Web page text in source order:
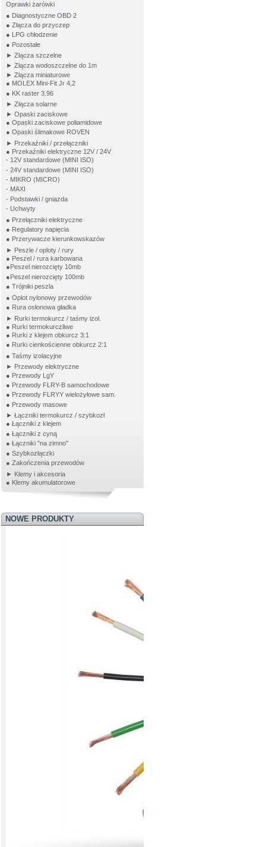
Oprawki żarówki
● Diagnostyczne OBD 2
● Złącza do przyczep
● LPG chłodzenie
● Pozostałe
► Złącza szczelne
► Złącza wodoszczelne do 1m
► Złącza miniaturowe
● MOLEX Mini-Fit Jr 4,2
● KK raster 3.96
► Złącza solarne
► Opaski zaciskowe
● Opaski zaciskowe poliamidowe
● Opaski ślimakowe ROVEN
► Przekaźniki / przełączniki
● Przekaźniki elektryczne 12V / 24V
- 12V standardowe (MINI ISO)
- 24V standardowe (MINI ISO)
- MIKRO (MICRO)
- MAXI
- Podstawki / gniazda
- Uchwyty
● Przełączniki elektryczne
● Regulatory napięcia
● Przerywacze kierunkowskazów
► Peszle / oploty / rury
● Peszel / rura karbowana
●Peszel nierozcięty 10mb
●Peszel nierozcięty 100mb
● Trójniki peszla
● Oplot nylonowy przewodów
● Rura osłonowa gładka
► Rurki termokurcz / taśmy izol.
● Rurki termokurczliwe
● Rurki z klejem obkurcz 3:1
● Rurki cienkościenne obkurcz 2:1
● Taśmy izolacyjne
► Przewody elektryczne
● Przewody LgY
● Przewody FLRY-B samochodowe
● Przewody FLRYY wielożyłowe sam.
● Przewody masowe
► Łączniki termokurcz / szybkozł
● Łączniki z klejem
● Łączniki z cyną
● Łączniki "na zimno"
● Szybkozłączki
● Zakończenia przewodów
► Klemy i akcesoria
● Klemy akumulatorowe
NOWE PRODUKTY